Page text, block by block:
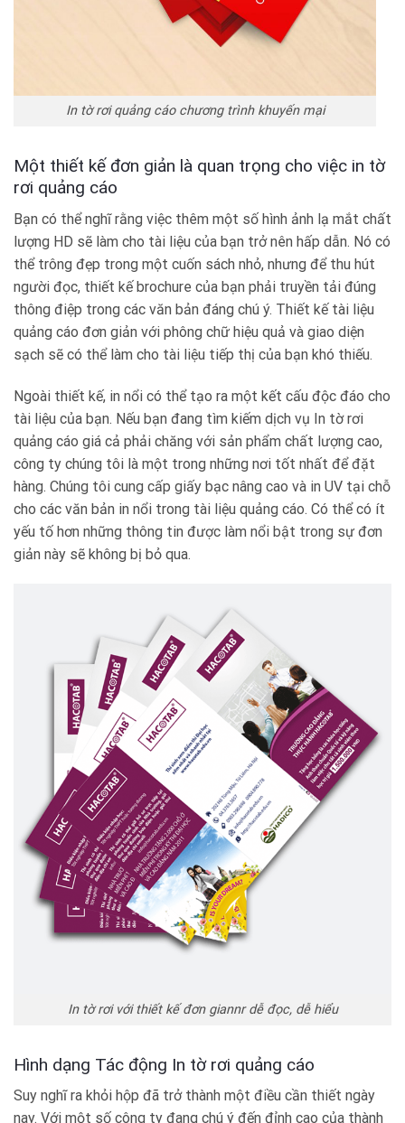
In tờ rơi quảng cáo chương trình khuyến mại
Một thiết kế đơn giản là quan trọng cho việc in tờ
rơi quảng cáo
Bạn có thể nghĩ rằng việc thêm một số hình ảnh lạ mắt chất
lượng HD sẽ làm cho tài liệu của bạn trở nên hấp dẫn. Nó có
thể trông đẹp trong một cuốn sách nhỏ, nhưng để thu hút
người đọc, thiết kế brochure của bạn phải truyền tải đúng
thông điệp trong các văn bản đáng chú ý. Thiết kế tài liệu
quảng cáo đơn giản với phông chữ hiệu quả và giao diện
sạch sẽ có thể làm cho tài liệu tiếp thị của bạn khó thiếu.
Ngoài thiết kế, in nổi có thể tạo ra một kết cấu độc đáo cho
tài liệu của bạn. Nếu bạn đang tìm kiếm dịch vụ In tờ rơi
quảng cáo giá cả phải chăng với sản phẩm chất lượng cao,
công ty chúng tôi là một trong những nơi tốt nhất để đặt
hàng. Chúng tôi cung cấp giấy bạc nâng cao và in UV tại chỗ
cho các văn bản in nổi trong tài liệu quảng cáo. Có thể có ít
yếu tố hơn những thông tin được làm nổi bật trong sự đơn
giản này sẽ không bị bỏ qua.
In tờ rơi với thiết kế đơn giannr dễ đọc, dễ hiểu
Hình dạng Tác động In tờ rơi quảng cáo
Suy nghĩ ra khỏi hộp đã trở thành một điều cần thiết ngày
nay. Với một số công ty đang chú ý đến đỉnh cao của thành